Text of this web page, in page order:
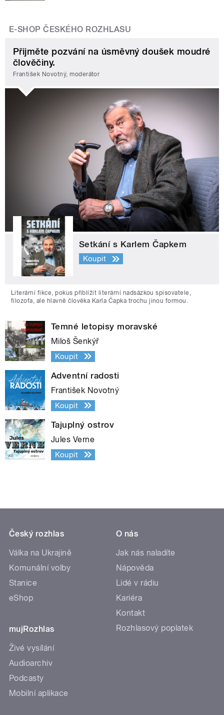
E-SHOP ČESKÉHO ROZHLASU
Přijměte pozvání na úsměvný doušek moudré
člověčiny.
František Novotný, moderátor
Setkání s Karlem Čapkem
Koupit
Literární fikce, pokus přiblížit literární nadsázkou spisovatele,
filozofa, ale hlavně člověka Karla Čapka trochu jinou formou.
Temné letopisy moravské
Miloš Šenkýř
Koupit
Adventní radosti
František Novotný
Koupit
Tajuplný ostrov
Jules Verne
Koupit
Český rozhlas
Válka na Ukrajině
Komunální volby
Stanice
eShop
mujRozhlas
Živé vysílání
Audioarchiv
Podcasty
Mobilní aplikace
O nás
Jak nás naladíte
Nápověda
Lidé v rádiu
Kariéra
Kontakt
Rozhlasový poplatek